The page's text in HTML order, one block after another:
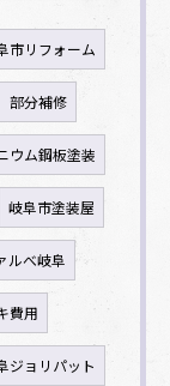
市リフォーム
分補修
ウム鋼板塗装
岐阜市塗装屋
ルべ岐阜
費用
ジョリパット